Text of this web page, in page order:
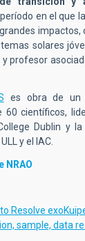
íodo en el que
impactos,
solares j
profesor
es obra de un
60 científicos,
Dublin y
y el IAC.
NRAO
Resolve
sample, data